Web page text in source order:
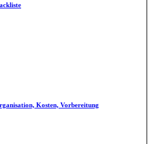
Kosten, Vorbereitung